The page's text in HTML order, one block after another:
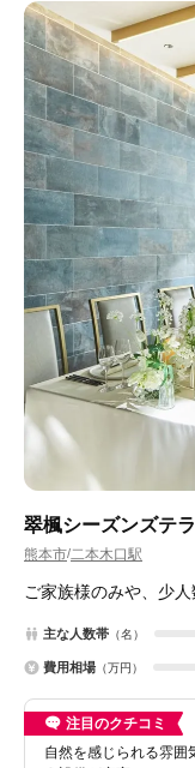
翠楓シーズンズテ
熊本市/二本木口駅
ご家族様のみや、少
主な人数帯 （名）
費用相場 （万円）
注目のクチコミ
自然を感じられる雰囲